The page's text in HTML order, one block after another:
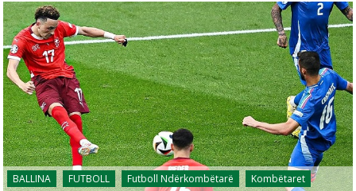
BALLINA FUTBOLL Futboll Ndërkombëtarë Kombëtaret